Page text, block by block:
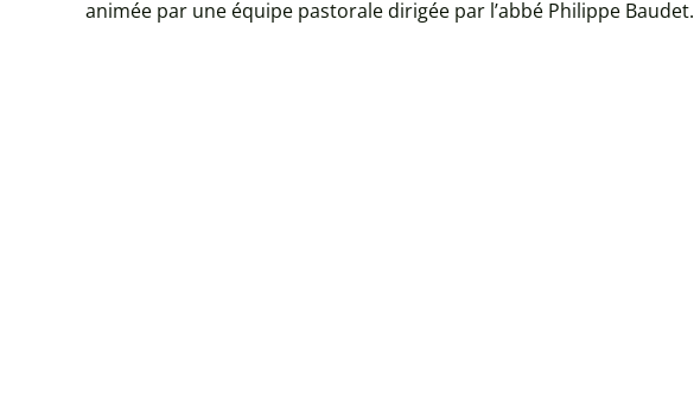
animée par une équipe pastorale dirigée par l’abbé Philippe Baudet.